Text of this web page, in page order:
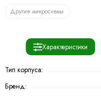
Другие микросхемы
Характеристики
Тип корпуса:
Бренд: